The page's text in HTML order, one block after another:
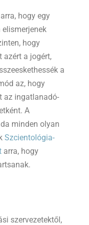
hogy egy
hogy
a jogért,
a
az, hogy
az ingatlanadó-
A
minden olyan
Szcientológia-
arra, hogy
szervezetektől,